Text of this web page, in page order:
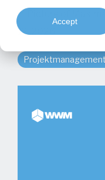
Accept
12, 2026